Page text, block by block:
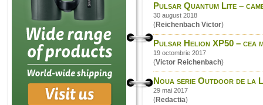
Pulsar Quantum Lite –
30 august 2018
(Reichenbach Victor)
Pulsar Helion XP50 – cea
19 octombrie 2017
(Victor Reichenbach)
Noua serie Outdoor de la
29 mai 2017
(Redactia)